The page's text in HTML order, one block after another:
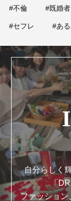
#不倫 #既婚者
#セフレ #あ
自分らしく
「
ファッション